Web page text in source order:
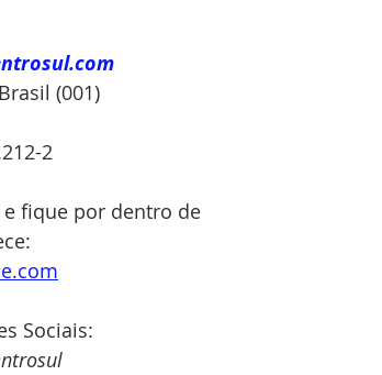
(001)
2
e fique por dentro de
Sociais: